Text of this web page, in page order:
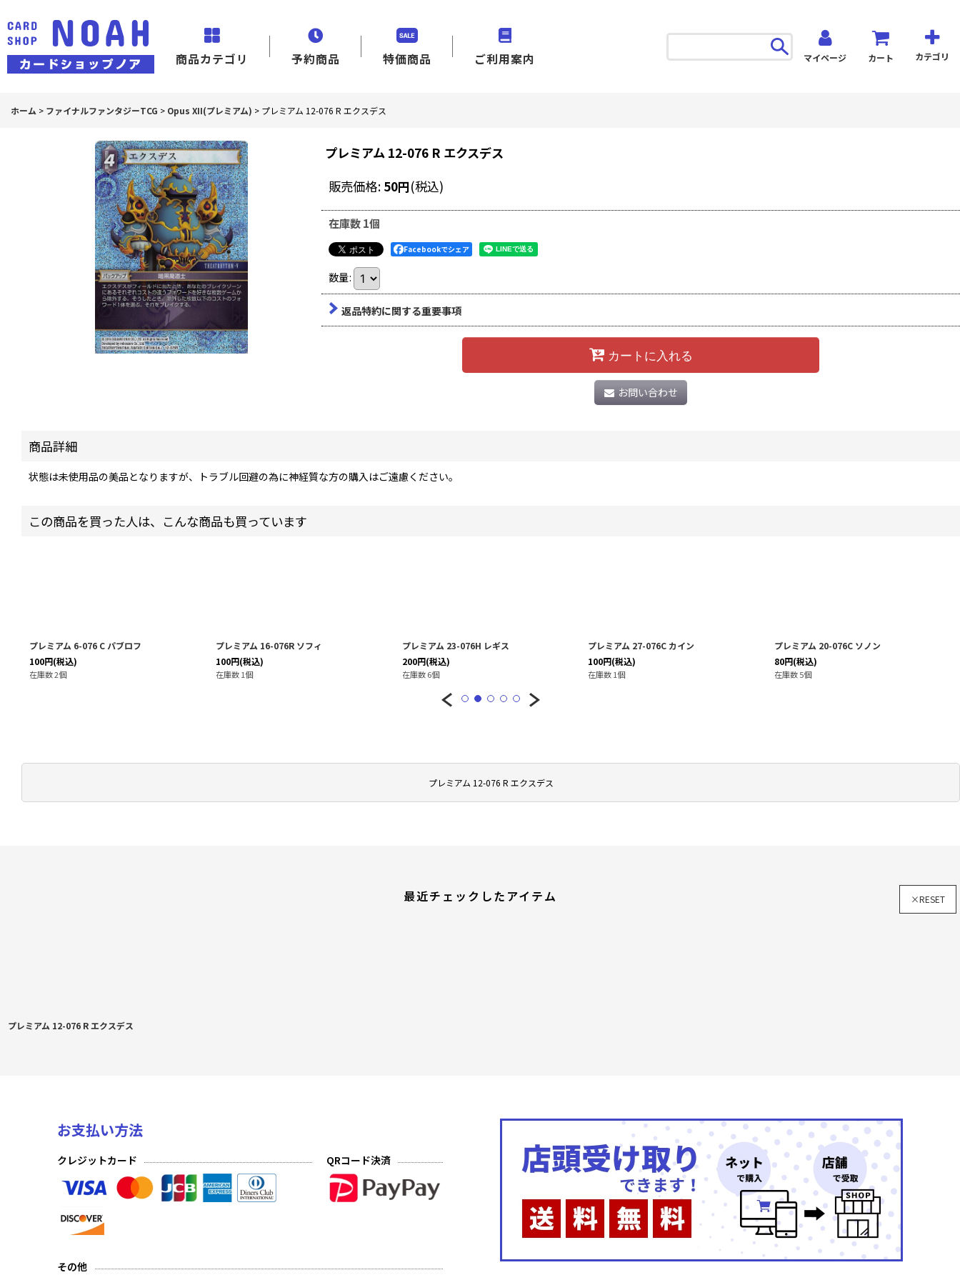
商品カテゴリ 予約商品 特価商品 ご利用案内 マイページ カート カテゴリ
ホーム > ファイナルファンタジーTCG > Opus XII(プレミアム) > プレミアム 12-076 R エクスデス
プレミアム 12-076 R エクスデス
プレミアム 12-076 R エクスデス
販売価格: 50円(税込)
在庫数 1個
Facebookでシェア
数量:
返品特約に関する重要事項
カートに入れる
お問い合わせ
商品詳細
状態は未使用品の美品となりますが、トラブル回避の為に神経質な方の購入はご遠慮ください。
この商品を買った人は、こんな商品も買っています
プレミアム 6-076 C パブロフ
100円(税込)
在庫数 2個
プレミアム 16-076R ソフィ
100円(税込)
在庫数 1個
プレミアム 23-076H レギス
200円(税込)
在庫数 6個
プレミアム 27-076C カイン
100円(税込)
在庫数 1個
プレミアム 20-076C ソノン
80円(税込)
在庫数 5個
最近チェックしたアイテム ×RESET
プレミアム 12-076 R エクスデス
お支払い方法
クレジットカード QRコード決済
その他